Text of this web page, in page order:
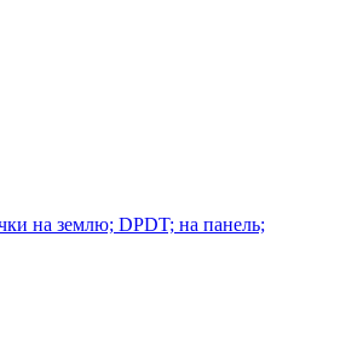
на землю; DPDT; на панель;